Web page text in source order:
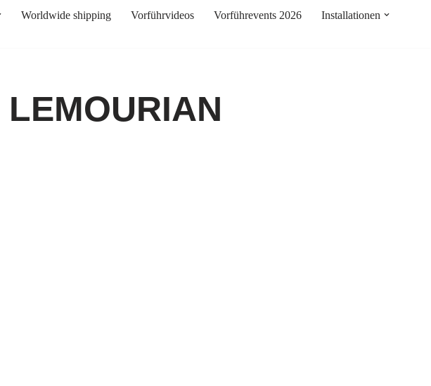
Worldwide shipping Vorführvideos Vorführevents 2026
Installationen